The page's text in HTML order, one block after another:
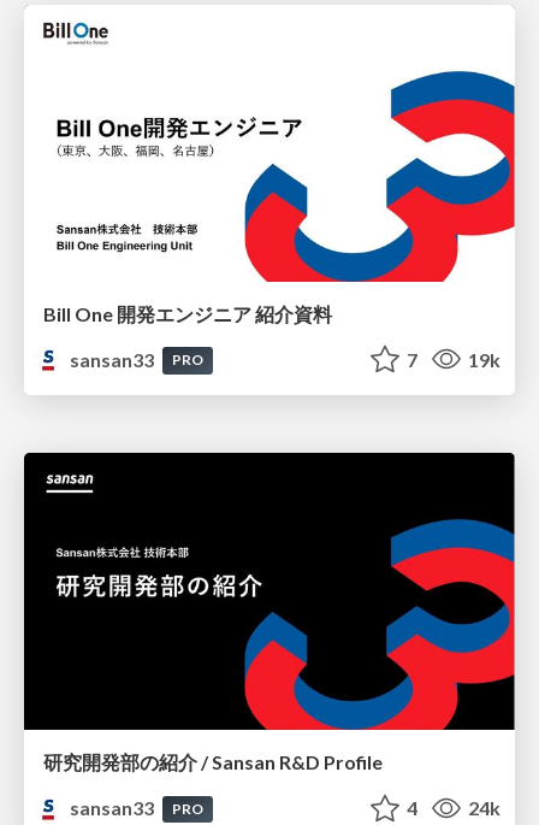
Bill One 開発エンジニア 紹介資料
sansan33
PRO 7 19k
研究開発部の紹介 / Sansan R&D Profile
sansan33
PRO 4 24k